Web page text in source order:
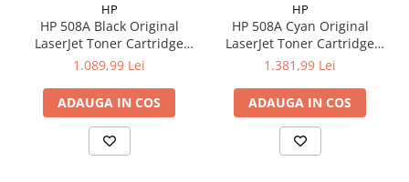
HP
HP 508A Black Original
LaserJet Toner Cartridge
(6k)
1.089,99 Lei
ADAUGA IN COS
HP
HP 508A Cyan Original
LaserJet Toner Cartridge
(5k)
1.381,99 Lei
ADAUGA IN COS